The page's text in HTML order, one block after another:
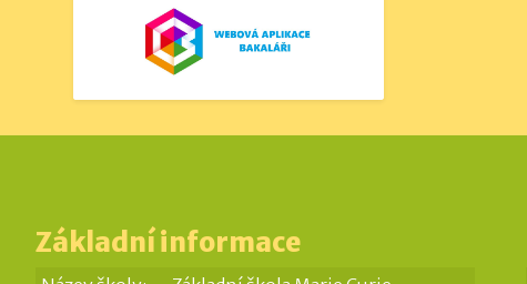
Základní informace